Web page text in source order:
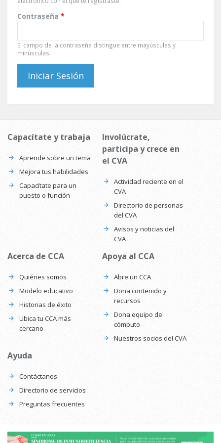
Contraseña *
El campo de la contraseña distingue entre mayúsculas y
minúsculas.
Capacítate y trabaja
Aprende sobre un tema
Mejora tus habilidades
Capacítate para un
puesto o función
Involúcrate,
participa y crece en
el CVA
Actividad reciente en el
CVA
Directorio de personas
del CVA
Avisos y noticias del
CVA
Acerca de CCA
Quiénes somos
Modelo educativo
Historias de éxito
Ubica tu CCA más
cercano
Apoya al CCA
Abre un CCA
Dona contenido y
recursos
Dona equipo de
cómputo
Nuestros socios del CVA
Ayuda
Contáctanos
Directorio de servicios
Preguntas frecuentes